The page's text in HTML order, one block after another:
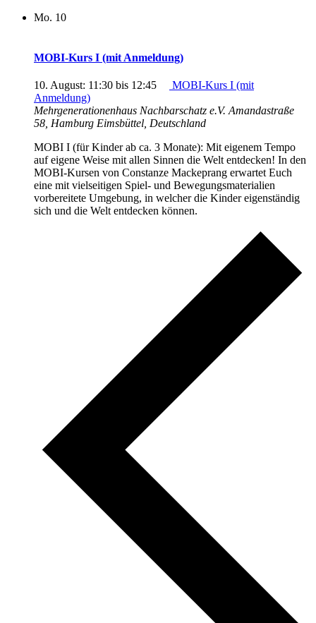
Mo. 10
MOBI-Kurs I (mit Anmeldung)
10. August: 11:30 bis 12:45
MOBI-Kurs I (mit
Anmeldung)
Mehrgenerationenhaus Nachbarschatz e.V. Amandastraße
58, Hamburg Eimsbüttel, Deutschland
MOBI I (für Kinder ab ca. 3 Monate): Mit eigenem Tempo
auf eigene Weise mit allen Sinnen die Welt entdecken! In den
MOBI-Kursen von Constanze Mackeprang erwartet Euch
eine mit vielseitigen Spiel- und Bewegungsmaterialien
vorbereitete Umgebung, in welcher die Kinder eigenständig
sich und die Welt entdecken können.